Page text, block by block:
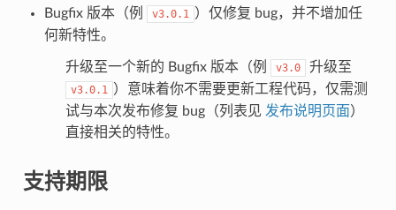
Bugfix 版本（例 v3.0.1 ）仅修复 bug，并不增加任
何新特性。
升级至一个新的 Bugfix 版本（例 v3.0 升级至
v3.0.1 ）意味着你不需要更新工程代码，仅需测
试与本次发布修复 bug（列表见 发布说明页面）
直接相关的特性。
支持期限